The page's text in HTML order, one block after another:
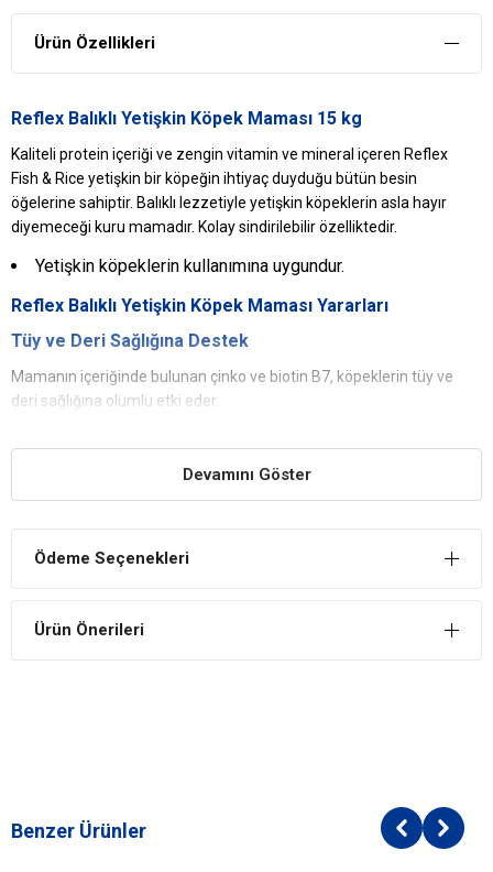
Ürün Özellikleri
Reflex Balıklı Yetişkin Köpek Maması 15 kg
Kaliteli protein içeriği ve zengin vitamin ve mineral içeren Reflex
Fish & Rice yetişkin bir köpeğin ihtiyaç duyduğu bütün besin
öğelerine sahiptir. Balıklı lezzetiyle yetişkin köpeklerin asla hayır
diyemeceği kuru mamadır. Kolay sindirilebilir özelliktedir.
Yetişkin köpeklerin kullanımına uygundur.
Reflex Balıklı Yetişkin Köpek Maması Yararları
Tüy ve Deri Sağlığına Destek
Mamanın içeriğinde bulunan çinko ve biotin B7, köpeklerin tüy ve
deri sağlığına olumlu etki eder.
Özenle hazırlanan formülü sayesinde bağışıklık sistemi, kas ve
kemik yapısına faydalıdır.
Köpeklerin bağışıklığını güçlendiren ve sağlığına destek olan değerli
Reflex Balıklı Yetişkin Köpek Maması
Kuru Bira Mayası
Kalsiyum
Devamını Göster
Ödeme Seçenekleri
Ürün Önerileri
Benzer Ürünler